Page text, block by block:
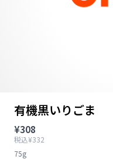
有機黒いりごま
¥308
税込¥332
75g